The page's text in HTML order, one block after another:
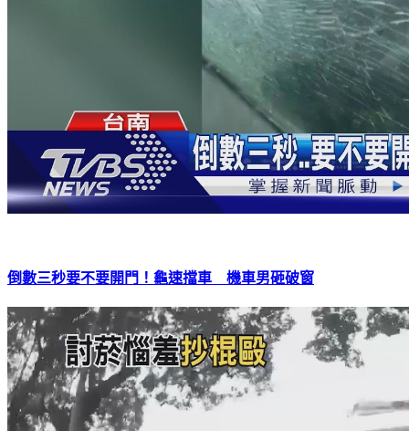
倒數三秒要不要開門！龜速擋車 機車男砸破窗